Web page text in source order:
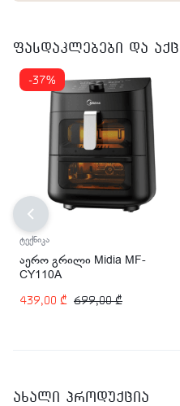
ფასდაკლებები და
-37%
ტექნიკა
აერო გრილი Midia MF-
CY110A
699,00₾
439,00 ₾
ახალი პროდუქცია